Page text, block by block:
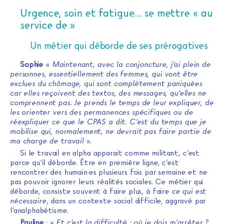
Urgence, soin et fatigue… se mettre « au
service de »
Un métier qui déborde de ses prérogatives
Sophie « Maintenant, avec la conjoncture, j’ai plein de
personnes, essentiellement des femmes, qui vont être
exclues du chômage, qui sont complètement paniquées
car elles reçoivent des textos, des messages, qu’elles ne
comprennent pas. Je prends le temps de leur expliquer, de
les orienter vers des permanences spécifiques ou de
réexpliquer ce que le CPAS a dit. C’est du temps que je
mobilise qui, normalement, ne devrait pas faire partie de
ma charge de travail ».
Si le travail en alpha apparait comme militant, c’est
parce qu’il déborde. Être en première ligne, c’est
rencontrer des humain·es plusieurs fois par semaine et ne
pas pouvoir ignorer leurs réalités sociales. Ce métier qui
déborde, consiste souvent à faire plus, à faire ce qui est
nécessaire, dans un contexte social difficile, aggravé par
l’analphabétisme.